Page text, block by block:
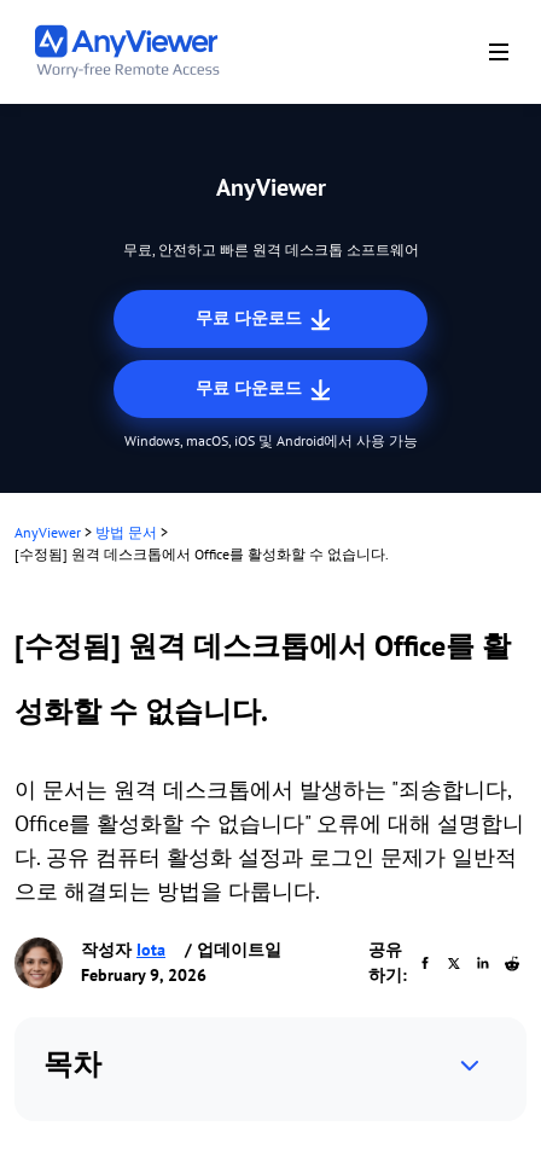
AnyViewer
무료, 안전하고 빠른 원격 데스크톱 소프트웨어
무료 다운로드
무료 다운로드
Windows, macOS, iOS 및 Android에서 사용 가능
AnyViewer > 방법 문서 >
[수정됨] 원격 데스크톱에서 Office를 활성화할 수 없습니다.
[수정됨] 원격 데스크톱에서 Office를 활
성화할 수 없습니다.
이 문서는 원격 데스크톱에서 발생하는 "죄송합니다,
Office를 활성화할 수 없습니다" 오류에 대해 설명합니
다. 공유 컴퓨터 활성화 설정과 로그인 문제가 일반적
으로 해결되는 방법을 다룹니다.
작성자 Iota
/ 업데이트일
February 9, 2026
공유
하기:
목차